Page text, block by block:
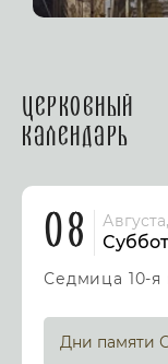
Церковный
календарь
08
Дни памяти